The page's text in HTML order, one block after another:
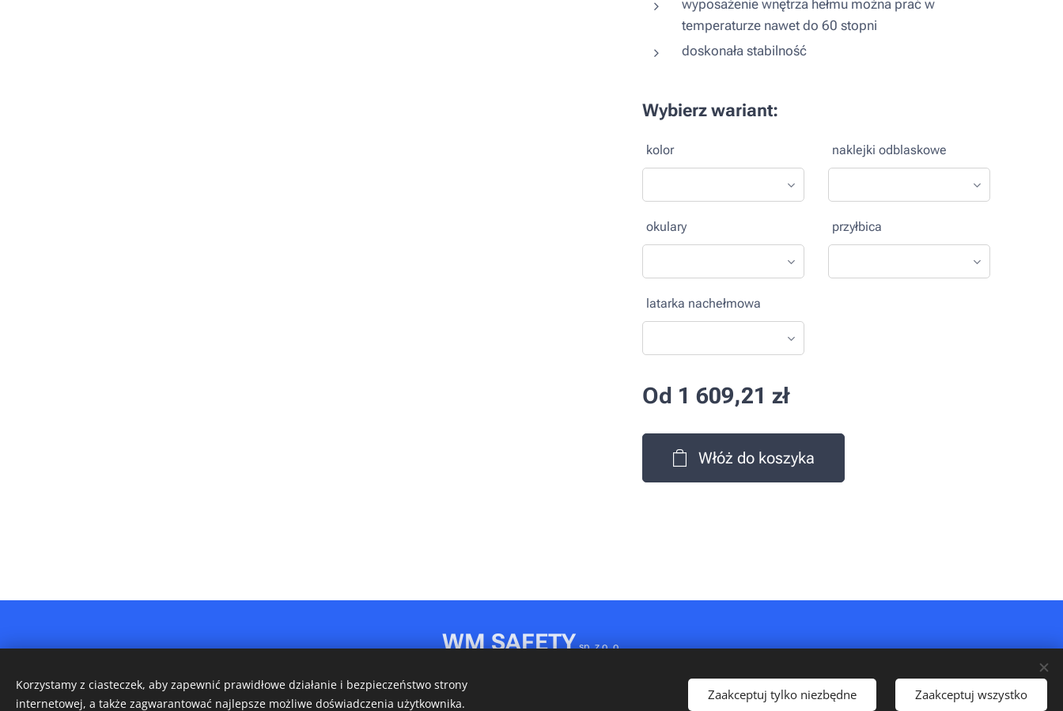
wyposażenie wnętrza hełmu można prać w
temperaturze nawet do 60 stopni
doskonała stabilność
Wybierz wariant:
kolor naklejki odblaskowe
okulary przyłbica
latarka nachełmowa
Od 1 609,21 zł
Włóż do koszyka
WM SAFETY sp. z o. o.
NIP: 6472611346 • REGON: 540606150 • KRS: 0001148349
Korzystamy z ciasteczek, aby zapewnić prawidłowe działanie i bezpieczeństwo strony
internetowej, a także zagwarantować najlepsze możliwe doświadczenia użytkownika.
Zaakceptuj tylko niezbędne Zaakceptuj wszystko